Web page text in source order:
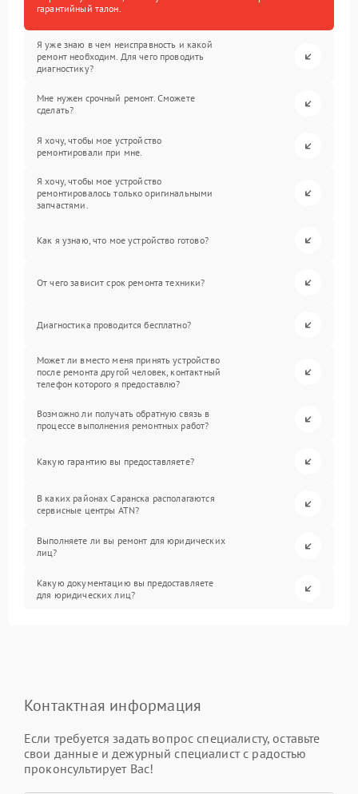
гарантийный талон.
Я уже знаю в чем неисправность и какой
ремонт необходим. Для чего проводить
диагностику?
Мне нужен срочный ремонт. Сможете
сделать?
Я хочу, чтобы мое устройство
ремонтировали при мне.
Я хочу, чтобы мое устройство
ремонтировалось только оригинальными
запчастями.
Как я узнаю, что мое устройство готово?
От чего зависит срок ремонта техники?
Диагностика проводится бесплатно?
Может ли вместо меня принять устройство
после ремонта другой человек, контактный
телефон которого я предоставлю?
Возможно ли получать обратную связь в
процессе выполнения ремонтных работ?
Какую гарантию вы предоставляете?
В каких районах Саранска располагаются
сервисные центры ATN?
Выполняете ли вы ремонт для юридических
лиц?
Какую документацию вы предоставляете
для юридических лиц?
Контактная информация
Если требуется задать вопрос специалисту, оставьте
свои данные и дежурный специалист с радостью
проконсультирует Вас!